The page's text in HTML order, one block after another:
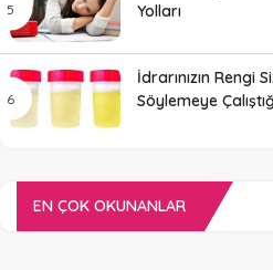
Yolları
İdrarınızın Rengi
Söylemeye
EN ÇOK OKUNANLAR